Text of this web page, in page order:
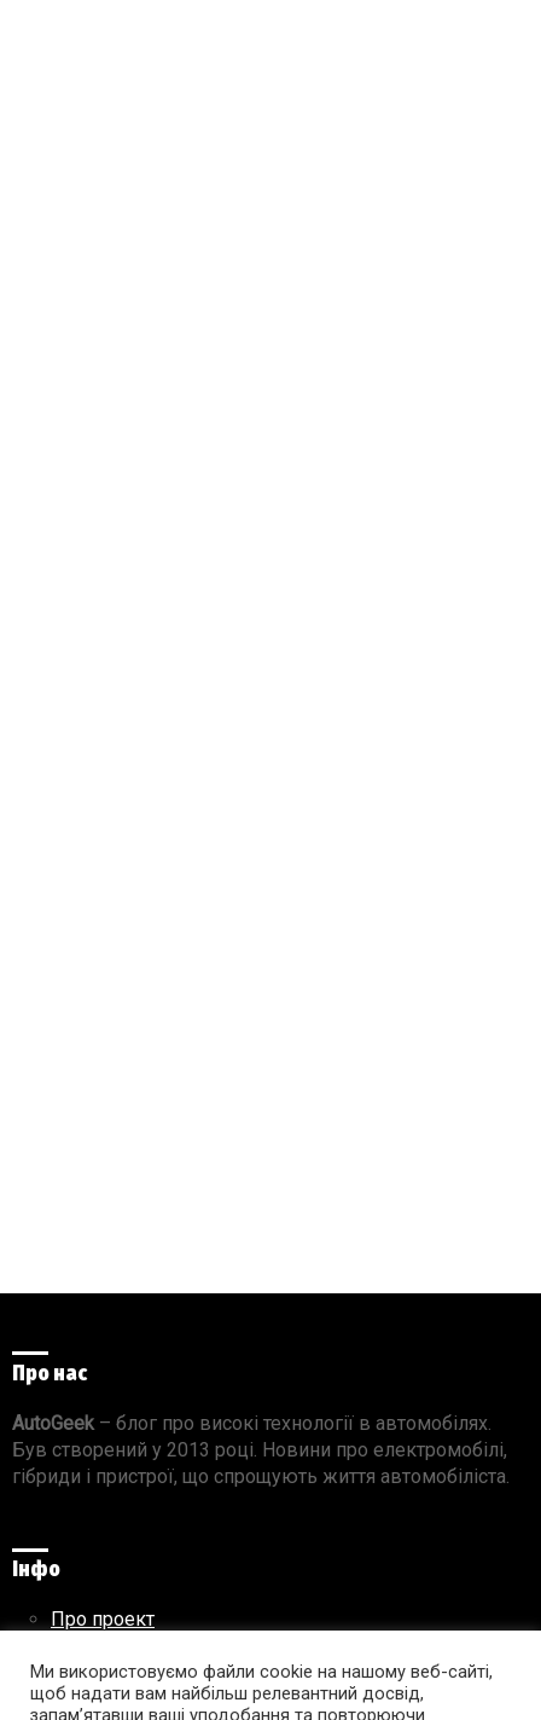
Про нас
AutoGeek – блог про високі технології в автомобілях.
Був створений у 2013 році. Новини про електромобілі,
гібриди і пристрої, що спрощують життя автомобіліста.
Інфо
Про проект
Правила використання матеріалів
Ми використовуємо файли cookie на нашому веб-сайті,
щоб надати вам найбільш релевантний досвід,
запам’ятавши ваші уподобання та повторюючи